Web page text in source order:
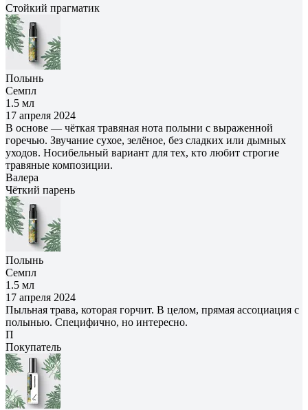
Cтойкий прагматик
Полынь
Семпл
1.5 мл
17 апреля 2024
В основе — чёткая травяная нота полыни с выраженной
горечью. Звучание сухое, зелёное, без сладких или дымных
уходов. Носибельный вариант для тех, кто любит строгие
травяные композиции.
Валера
Чёткий парень
Полынь
Семпл
1.5 мл
17 апреля 2024
Пыльная трава, которая горчит. В целом, прямая ассоциация с
полынью. Специфично, но интересно.
П
Покупатель